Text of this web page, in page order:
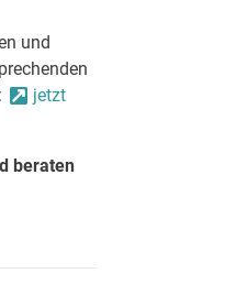
und
jetzt
beraten